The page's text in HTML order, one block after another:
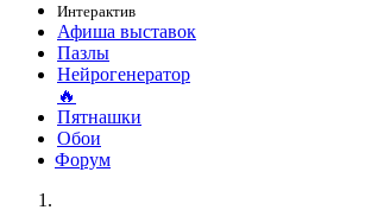
Интерактив
Афиша выставок
Пазлы
Нейрогенератор
🔥
Пятнашки
Обои
Форум